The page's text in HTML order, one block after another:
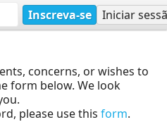
Inscreva-se Iniciar
concerns, or wishes to
form below. We look
please use this form.